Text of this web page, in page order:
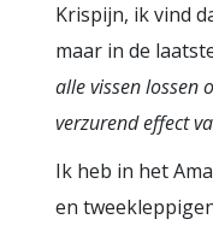
Krispijn, ik vind
maar in de
alle vissen lossen
verzurend effect
Ik heb in het
en